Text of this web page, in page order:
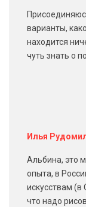
варианты,
находится
чуть знать о
Илья
Альбина, это
опыта, в
искусствам (в
что надо